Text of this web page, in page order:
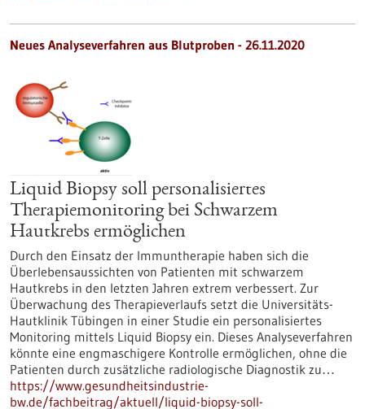
Neues Analyseverfahren aus Blutproben - 26.11.2020
Liquid Biopsy soll personalisiertes
Therapiemonitoring bei Schwarzem
Hautkrebs ermöglichen
Durch den Einsatz der Immuntherapie haben sich die
Überlebensaussichten von Patienten mit schwarzem
Hautkrebs in den letzten Jahren extrem verbessert. Zur
Überwachung des Therapieverlaufs setzt die Universitäts-
Hautklinik Tübingen in einer Studie ein personalisiertes
Monitoring mittels Liquid Biopsy ein. Dieses Analyseverfahren
könnte eine engmaschigere Kontrolle ermöglichen, ohne die
Patienten durch zusätzliche radiologische Diagnostik zu…
https://www.gesundheitsindustrie-
bw.de/fachbeitrag/aktuell/liquid-biopsy-soll-